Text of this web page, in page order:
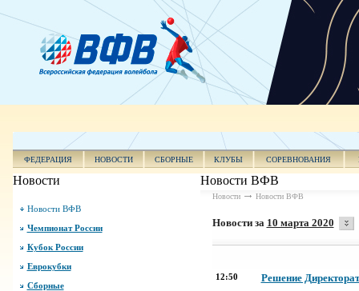
ФЕДЕРАЦИЯ НОВОСТИ СБОРНЫЕ КЛУБЫ СОРЕВНОВАНИЯ
Новости
Новости ВФВ
Чемпионат России
Кубок России
Еврокубки
Сборные
Новости ВФВ
Новости Новости ВФВ
Новости за 10 марта 2020
12:50 Решение